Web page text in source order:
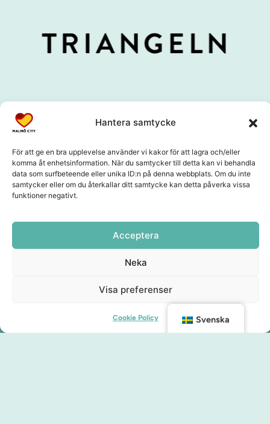
Hantera samtycke
För att ge en bra upplevelse använder vi kakor för att lagra och/eller
komma åt enhetsinformation. När du samtycker till detta kan vi behandla
data som surfbeteende eller unika ID:n på denna webbplats. Om du inte
samtycker eller om du återkallar ditt samtycke kan detta påverka vissa
funktioner negativt.
Acceptera
Neka
Visa preferenser
Cookie Policy Svenska